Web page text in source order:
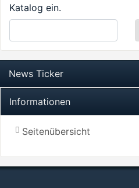
Katalog ein.
News Ticker
Informationen
Seitenübersicht